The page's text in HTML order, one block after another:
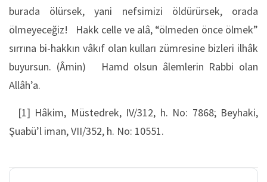
burada ölürsek, yani nefsimizi öldürürsek, orada
ölmeyeceğiz! Hakk celle ve alâ, “ölmeden önce ölmek”
sırrına bi-hakkın vâkıf olan kulları zümresine bizleri ilhâk
buyursun. (Âmin) Hamd olsun âlemlerin Rabbi olan
Allâh’a.
[1] Hâkim, Müstedrek, IV/312, h. No: 7868; Beyhaki,
Şuabü’l iman, VII/352, h. No: 10551.